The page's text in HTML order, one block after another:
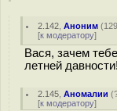
2.142 ,Аноним (
[к модератору]
Вася, зачем
летней
2.145 ,Аномалии (
[к модератору]